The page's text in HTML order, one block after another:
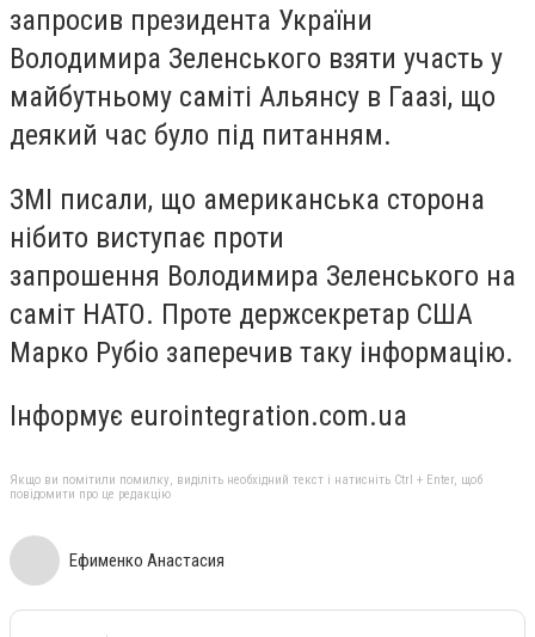
запросив президента України
Володимира Зеленського взяти участь у
майбутньому саміті Альянсу в Гаазі, що
деякий час було під питанням.
ЗМІ писали, що американська сторона
нібито виступає проти
запрошення Володимира Зеленського на
саміт НАТО. Проте держсекретар США
Марко Рубіо заперечив таку інформацію.
Інформує eurointegration.com.ua
Якщо ви помітили помилку, виділіть необхідний текст і натисніть Ctrl + Enter, щоб
повідомити про це редакцію
Ефименко Анастасия